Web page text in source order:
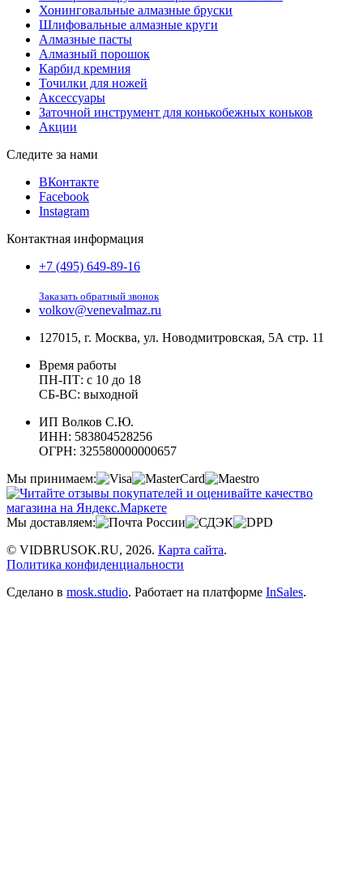
Хонинговальные алмазные бруски
Шлифовальные алмазные круги
Алмазные пасты
Алмазный порошок
Карбид кремния
Точилки для ножей
Аксессуары
Заточной инструмент для конькобежных коньков
Акции
Следите за нами
ВКонтакте
Facebook
Instagram
Контактная информация
+7 (495) 649-89-16
Заказать обратный звонок
volkov@venevalmaz.ru
127015, г. Москва, ул. Новодмитровская, 5А стр. 11
Время работы
ПН-ПТ: с 10 до 18
СБ-ВС: выходной
ИП Волков С.Ю.
ИНН: 583804528256
ОГРН: 325580000000657
Мы принимаем:
Мы доставляем:
© VIDBRUSOK.RU, 2026. Карта сайта.
Политика конфиденциальности
Сделано в mosk.studio. Работает на платформе InSales.